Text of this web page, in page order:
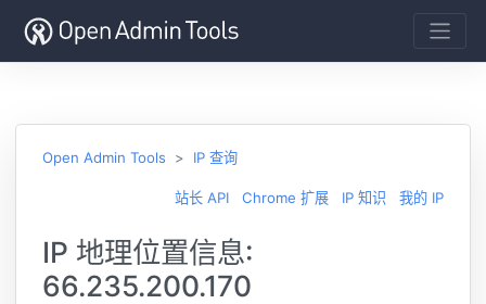
Open Admin Tools IP 查询
站长 API Chrome 扩展 IP 知识 我的 IP
IP 地理位置信息:
66.235.200.170